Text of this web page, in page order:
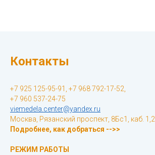
Контакты
+7 925 125-95-91, +7 968 792-17-52,
+7 960 537-24-75
viemedela.center@yandex.ru
Москва, Рязанский проспект, 8Бс1, каб. 1,2.
Подробнее, как добраться -->>
РЕЖИМ РАБОТЫ